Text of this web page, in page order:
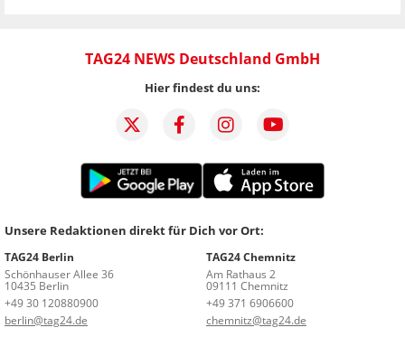
TAG24 NEWS Deutschland GmbH
Hier findest du uns:
Unsere Redaktionen direkt für Dich vor Ort:
TAG24 Berlin
Schönhauser Allee 36
10435 Berlin
+49 30 120880900
berlin@tag24.de
TAG24 Chemnitz
Am Rathaus 2
09111 Chemnitz
+49 371 6906600
chemnitz@tag24.de